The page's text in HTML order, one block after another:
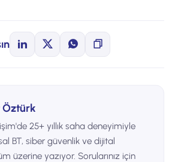
Öztürk
25+ yıllık saha deneyimiyle
BT, siber güvenlik ve dijital
üzerine yazıyor. Sorularınız için